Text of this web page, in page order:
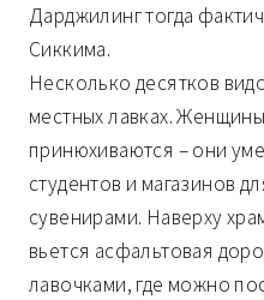
Дарджилинг тогда
Сиккима.
Несколько десятков
местных лавках.
принюхиваются – они
студентов и магазинов
сувенирами. Наверху
вьется асфальтовая
лавочками, где можно